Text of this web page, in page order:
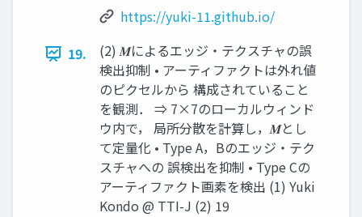
https://yuki-11.github.io/
19.
(2) 𝑴によるエッジ・テクスチャの誤
検出抑制 • アーティファクトは外れ値
のピクセルから 構成されていること
を観測． ⇒ 7×7のローカルウィンド
ウ内で， 局所分散を計算し，𝑴とし
て定量化 • Type A，Bのエッジ・テク
スチャへの 誤検出を抑制 • Type Cの
アーティファクト画素を検出 (1) Yuki
Kondo @ TTI-J (2) 19